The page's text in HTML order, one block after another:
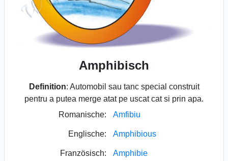
Amphibisch
Definition: Automobil sau tanc special construit
pentru a putea merge atat pe uscat cat si prin apa.
Romanische:
Amfibiu
Englische: Amphibious
Französisch: Amphibie